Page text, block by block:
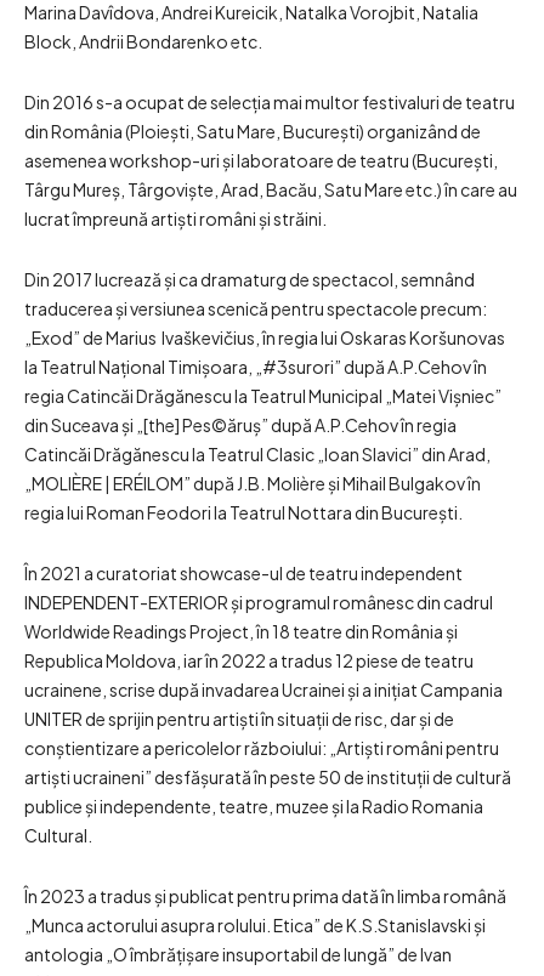
Marina Davîdova, Andrei Kureicik, Natalka Vorojbit, Natalia
Block, Andrii Bondarenko etc.
Din 2016 s-a ocupat de selecția mai multor festivaluri de teatru
din România (Ploiești, Satu Mare, București) organizând de
asemenea workshop-uri și laboratoare de teatru (București,
Târgu Mureș, Târgoviște, Arad, Bacău, Satu Mare etc.) în care au
lucrat împreună artiști români și străini.
Din 2017 lucrează și ca dramaturg de spectacol, semnând
traducerea și versiunea scenică pentru spectacole precum:
„Exod” de Marius Ivaškevičius, în regia lui Oskaras Koršunovas
la Teatrul Național Timișoara, „#3surori” după A.P.Cehov în
regia Catincăi Drăgănescu la Teatrul Municipal „Matei Vișniec”
din Suceava și „[the] Pes©ăruș” după A.P.Cehov în regia
Catincăi Drăgănescu la Teatrul Clasic „Ioan Slavici” din Arad,
„MOLIÈRE | ERÉILOM” după J.B. Molière și Mihail Bulgakov în
regia lui Roman Feodori la Teatrul Nottara din București.
În 2021 a curatoriat showcase-ul de teatru independent
INDEPENDENT-EXTERIOR și programul românesc din cadrul
Worldwide Readings Project, în 18 teatre din România și
Republica Moldova, iar în 2022 a tradus 12 piese de teatru
ucrainene, scrise după invadarea Ucrainei și a inițiat Campania
UNITER de sprijin pentru artiști în situații de risc, dar și de
conștientizare a pericolelor războiului: „Artiști români pentru
artiști ucraineni” desfășurată în peste 50 de instituții de cultură
publice și independente, teatre, muzee și la Radio Romania
Cultural.
În 2023 a tradus și publicat pentru prima dată în limba română
„Munca actorului asupra rolului. Etica” de K.S.Stanislavski și
antologia „O îmbrățișare insuportabil de lungă” de Ivan